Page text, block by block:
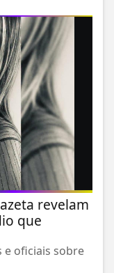
revelam
que
oficiais sobre